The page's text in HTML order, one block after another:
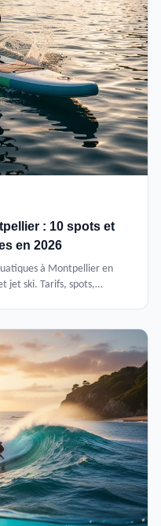
: 10 spots et
en 2026
à Montpellier en
jet ski. Tarifs, spots,